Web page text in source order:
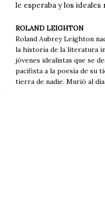
le esperaba y los
ROLAND LEIGHTON
Roland Aubrey Leighton
la historia de la literatura
jóvenes idealistas que se
pacifista a la poesía de su
tierra de nadie. Murió al